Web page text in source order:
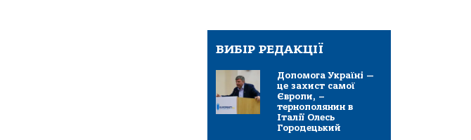
ВИБІР РЕДАКЦІЇ
Допомога Україні —
це захист самої
Європи, –
тернополянин в
Італії Олесь
Городецький